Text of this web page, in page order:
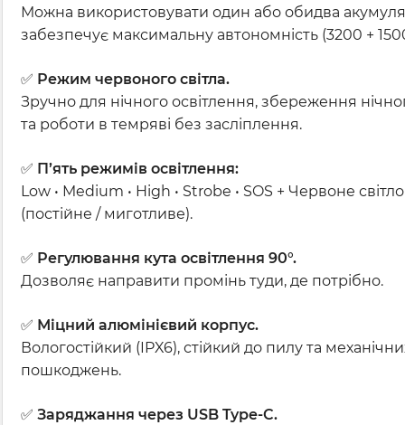
Можна використовувати один або обидва
забезпечує максимальну автономність (3200 +
✅ Режим червоного світла.
Зручно для нічного освітлення, збереження
та роботи в темряві без засліплення.
✅ П’ять режимів освітлення:
Low • Medium • High • Strobe • SOS + Червоне світло
(постійне / миготливе).
✅ Регулювання кута освітлення 90°.
Дозволяє направити промінь туди, де потрібно.
✅ Міцний алюмінієвий корпус.
Вологостійкий (IPX6), стійкий до пилу та
пошкоджень.
✅ Заряджання через USB Type-C.